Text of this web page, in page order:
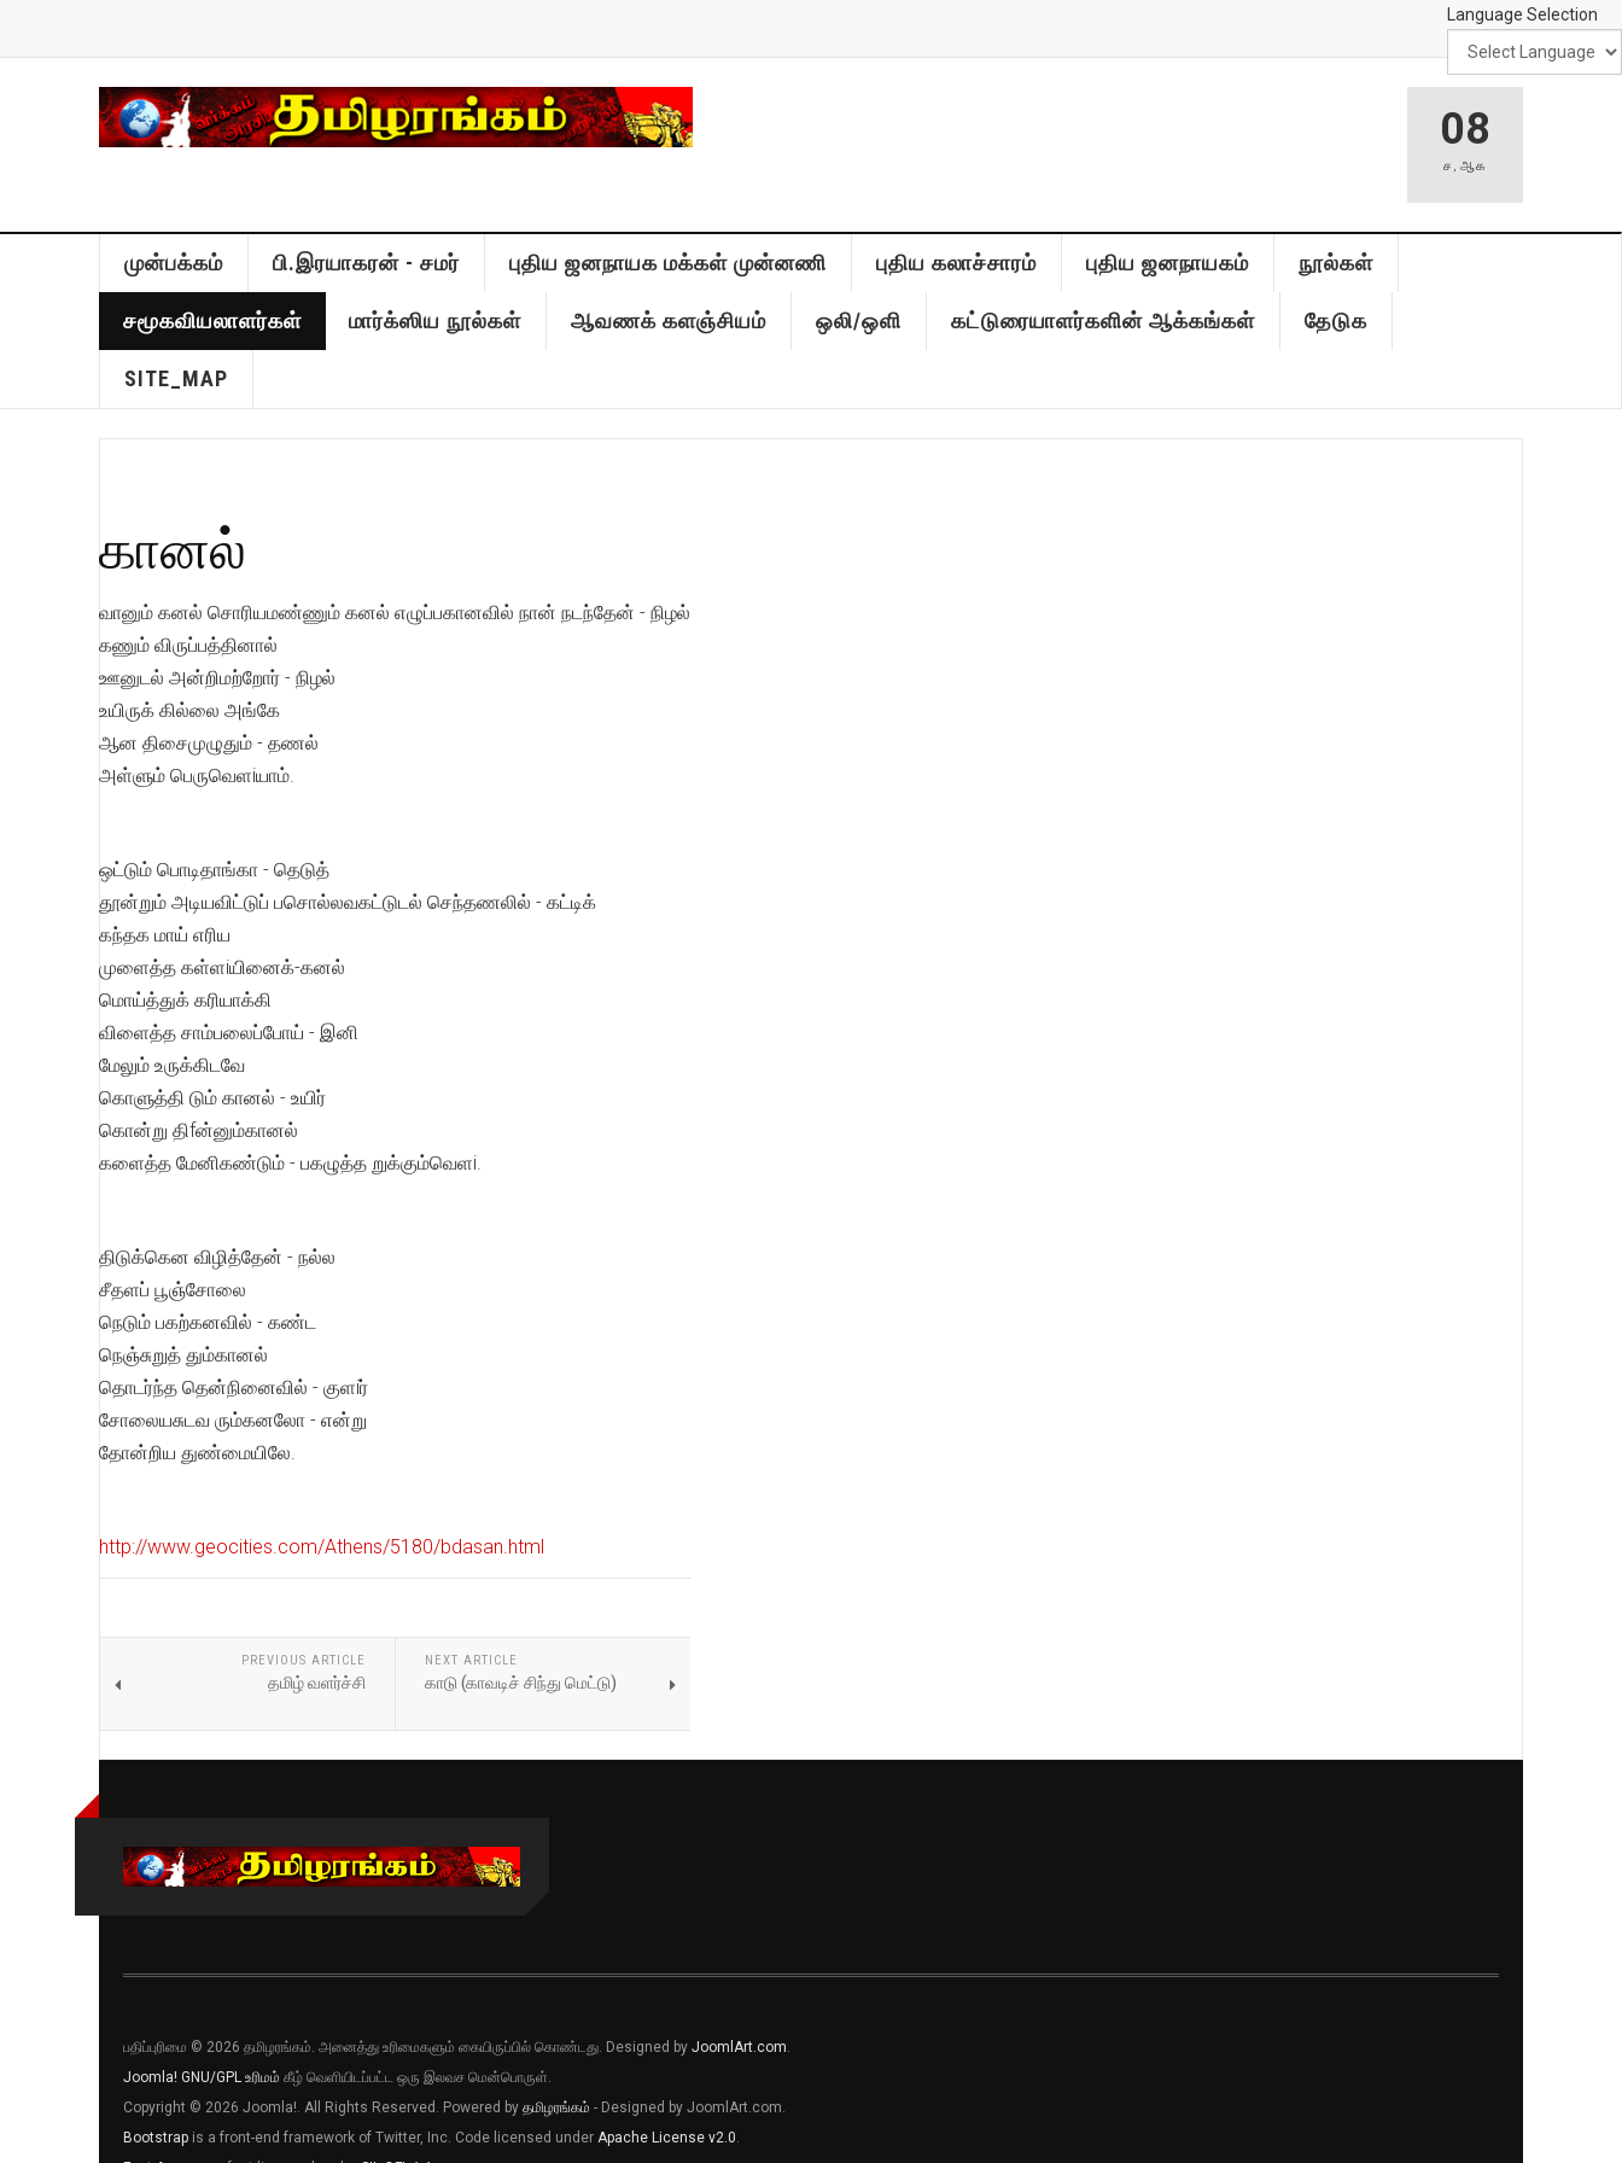
Language Selection
08
ச , ஆக
முன்பக்கம் பி.இரயாகரன் - சமர் புதிய ஜனநாயக மக்கள் முன்னணி புதிய கலாச்சாரம் புதிய ஜனநாயகம் நூல்கள்
சமூகவியலாளர்கள் மார்க்ஸிய நூல்கள் ஆவணக் களஞ்சியம் ஒலி/ஒளி கட்டுரையாளர்களின் ஆக்கங்கள் தேடுக
SITE_MAP
கானல்
வானும் கனல் சொரியமண்ணும் கனல் எழுப்பகானவில் நான் நடந்தேன் - நிழல்
கணும் விருப்பத்தினால்
ஊனுடல் அன்றிமற்றோர் - நிழல்
உயிருக் கில்லை அங்கே
ஆன திசைமுழுதும் - தணல்
அள்ளும் பெருவெளiயாம்.
ஒட்டும் பொடிதாங்கா - தெடுத்
தூன்றும் அடியவிட்டுப் பசொல்லவகட்டுடல் செந்தணலில் - கட்டிக்
கந்தக மாய் எரிய
முளைத்த கள்ளiயினைக்-கனல்
மொய்த்துக் கரியாக்கி
விளைத்த சாம்பலைப்போய் - இனி
மேலும் உருக்கிடவே
கொளுத்தி டும் கானல் - உயிர்
கொன்று திfன்னும்கானல்
களைத்த மேனிகண்டும் - பகழுத்த றுக்கும்வெளi.
திடுக்கென விழித்தேன் - நல்ல
சீதளப் பூஞ்சோலை
நெடும் பகற்கனவில் - கண்ட
நெஞ்சுறுத் தும்கானல்
தொடர்ந்த தென்நினைவில் - குளiர்
சோலையசுடவ ரும்கனலோ - என்று
தோன்றிய துண்மையிலே.
http://www.geocities.com/Athens/5180/bdasan.html
PREVIOUS ARTICLE
தமிழ் வளர்ச்சி
NEXT ARTICLE
காடு (காவடிச் சிந்து மெட்டு)
பதிப்புரிமை © 2026 தமிழரங்கம். அனைத்து உரிமைகளும் கையிருப்பில் கொண்டது. Designed by JoomlArt.com.
Joomla! GNU/GPL உரிமம் கீழ் வெளியிடப்பட்ட ஒரு இலவச மென்பொருள்.
Copyright © 2026 Joomla!. All Rights Reserved. Powered by தமிழரங்கம் - Designed by JoomlArt.com.
Bootstrap is a front-end framework of Twitter, Inc. Code licensed under Apache License v2.0.